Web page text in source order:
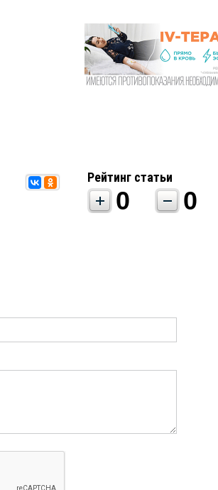
Рейтинг статьи
0 0